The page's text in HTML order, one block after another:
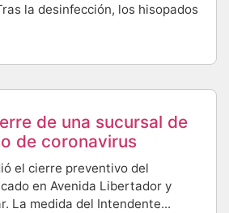
la desinfección, los hisopados
de una sucursal de
de coronavirus
el cierre preventivo del
en Avenida Libertador y
La medida del Intendente...